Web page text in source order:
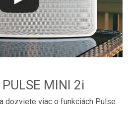
MINI 2i
dozviete viac o funkciách Pulse